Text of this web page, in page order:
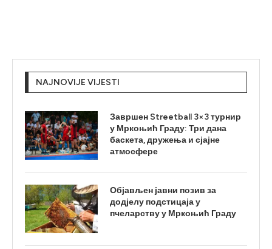
NAJNOVIJE VIJESTI
Завршен Streetball 3×3 турнир
у Мркоњић Граду: Три дана
баскета, дружења и сјајне
атмосфере
Објављен јавни позив за
додјелу подстицаја у
пчеларству у Мркоњић Граду